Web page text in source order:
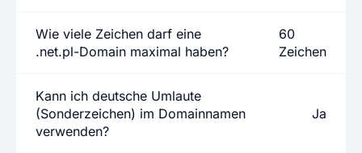
Wie viele Zeichen darf eine
.net.pl-Domain maximal haben?
60
Zeichen
Kann ich deutsche Umlaute
(Sonderzeichen) im Domainnamen
verwenden?
Ja